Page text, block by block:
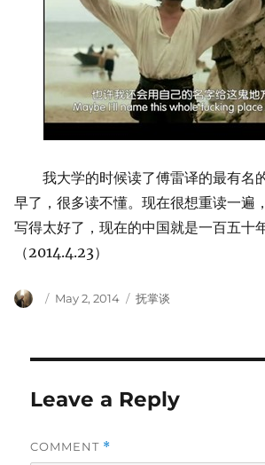
我大学的时候读了傅雷译的最有名
早了，很多读不懂。现在很想重读一遍
写得太好了，现在的中国就是一百五十
（2014.4.23）
Author
Posted
May 2, 2014 Categories
抚掌谈
Leave a Reply
COMMENT *